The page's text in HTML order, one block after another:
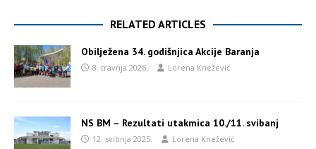
RELATED ARTICLES
Obilježena 34. godišnjica Akcije Baranja
8. travnja 2026. Lorena Knežević
NS BM – Rezultati utakmica 10./11. svibanj
12. svibnja 2025. Lorena Knežević